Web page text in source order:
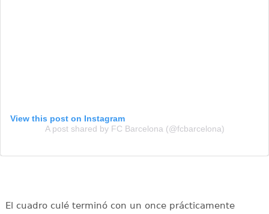
View this post on Instagram
A post shared by FC Barcelona (@fcbarcelona)
El cuadro culé terminó con un once prácticamente